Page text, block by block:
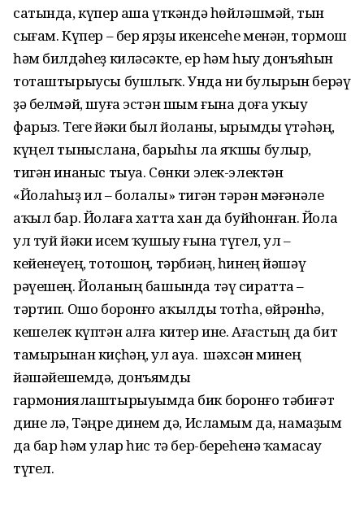
сатында, күпер аша үткәндә һөйләшмәй, тын
сығам. Күпер – бер ярҙы икенсеһе менән, тормош
һәм билдәһеҙ киләсәкте, ер һәм һыу донъяһын
тоташтырыусы бушлыҡ. Унда ни булырын берәү
ҙә белмәй, шуға эстән шым ғына доға уҡыу
фарыз. Теге йәки был йоланы, ырымды үтәһәң,
күңел тыныслана, барыһы ла яҡшы булыр,
тигән инаныс тыуа. Сөнки элек-электән
«Йолаһыҙ ил – болалы» тигән тәрән мәғәнәле
аҡыл бар. Йолаға хатта хан да буйһонған. Йола
ул туй йәки исем ҡушыу ғына түгел, ул –
кейенеүең, тотошоң, тәрбиәң, һинең йәшәү
рәүешең. Йоланың башында тәү сиратта –
тәртип. Ошо боронғо аҡылды тотһа, өйрәнһә,
кешелек күптән алға китер ине. Ағастың да бит
тамырынан киҫһәң, ул ауа. Ә шәхсән минең
йәшәйешемдә, донъямды
гармониялаштырыуымда бик боронғо тәбиғәт
дине лә, Тәңре динем дә, Исламым да, намаҙым
да бар һәм улар һис тә бер-береһенә ҡамасау
түгел.